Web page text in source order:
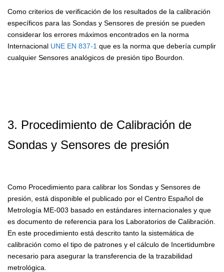
Como criterios de verificación de los resultados de la calibración
específicos para las Sondas y Sensores de presión se pueden
considerar los errores máximos encontrados en la norma
Internacional UNE EN 837-1 que es la norma que debería cumplir
cualquier Sensores analógicos de presión tipo Bourdon.
3. Procedimiento de Calibración de
Sondas y Sensores de presión
Como Procedimiento para calibrar los Sondas y Sensores de
presión, está disponible el publicado por el Centro Español de
Metrología ME-003 basado en estándares internacionales y que
es documento de referencia para los Laboratorios de Calibración.
En este procedimiento está descrito tanto la sistemática de
calibración como el tipo de patrones y el cálculo de Incertidumbre
necesario para asegurar la transferencia de la trazabilidad
metrológica.